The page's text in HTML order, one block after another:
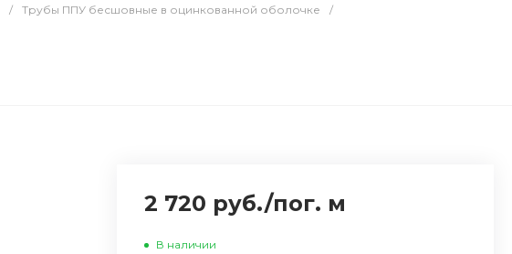
8:30-20:00
/ Трубы ППУ бесшовные в оцинкованной оболочке
/
2 720 руб./пог. м
В наличии